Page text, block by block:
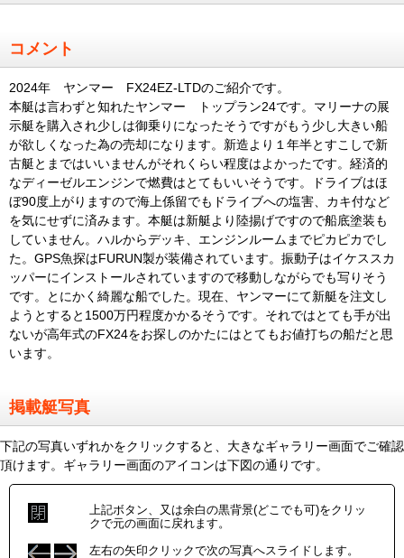
コメント
2024年 ヤンマー FX24EZ-LTDのご紹介です。
本艇は言わずと知れたヤンマー トップラン24です。マリーナの展
示艇を購入され少しは御乗りになったそうですがもう少し大きい船
が欲しくなった為の売却になります。新造より１年半とすこしで新
古艇とまではいいませんがそれくらい程度はよかったです。経済的
なディーゼルエンジンで燃費はとてもいいそうです。ドライブはほ
ぼ90度上がりますので海上係留でもドライブへの塩害、カキ付など
を気にせずに済みます。本艇は新艇より陸揚げですので船底塗装も
していません。ハルからデッキ、エンジンルームまでピカピカでし
た。GPS魚探はFURUN製が装備されています。振動子はイケススカ
ッパーにインストールされていますので移動しながらでも写りそう
です。とにかく綺麗な船でした。現在、ヤンマーにて新艇を注文し
ようとすると1500万円程度かかるそうです。それではとても手が出
ないが高年式のFX24をお探しのかたにはとてもお値打ちの船だと思
います。
掲載艇写真
下記の写真いずれかをクリックすると、大きなギャラリー画面でご確認
頂けます。ギャラリー画面のアイコンは下図の通りです。
上記ボタン、又は余白の黒背景(どこでも可)をクリッ
クで元の画面に戻れます。
左右の矢印クリックで次の写真へスライドします。